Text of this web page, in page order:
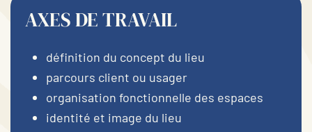
AXES DE TRAVAIL
définition du concept du lieu
parcours client ou usager
organisation fonctionnelle des espaces
identité et image du lieu